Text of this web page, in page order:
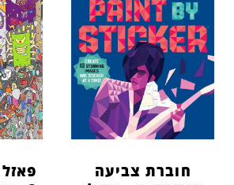
חוברת צביעה